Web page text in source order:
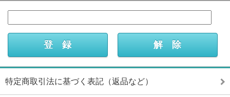
特定商取引法に基づく表記（返品など）